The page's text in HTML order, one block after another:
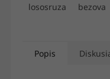
lososruza
bezova
Popis